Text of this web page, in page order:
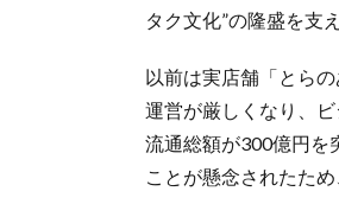
タク文化”の隆盛を支
以前は実店舗「とら
運営が厳しくなり、
流通総額が300億円を
ことが懸念されたた